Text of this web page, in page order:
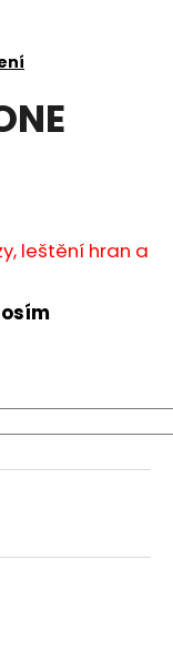
leštění hran a